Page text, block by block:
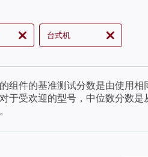
台式机
组件的基准测试分数是由使用
于受欢迎的型号，中位数分数